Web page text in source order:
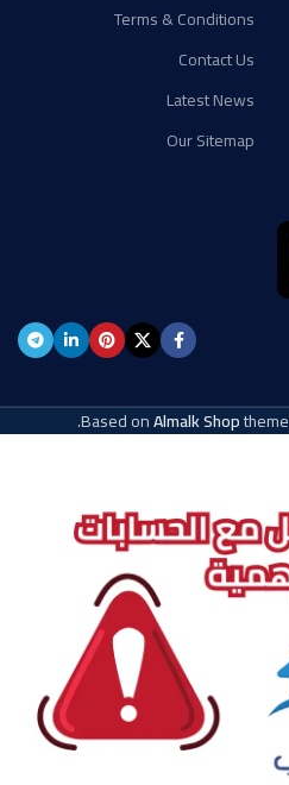
Terms & Conditions
Contact Us
Latest News
Our Sitemap
Based onAlmalk Shoptheme
.